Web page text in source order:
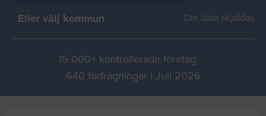
Eller välj kommun Din data skyddas
15 000+ kontrollerade företag
640 förfrågningar i Juli 2026